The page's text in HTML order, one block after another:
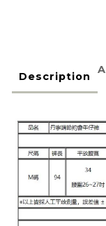
Description